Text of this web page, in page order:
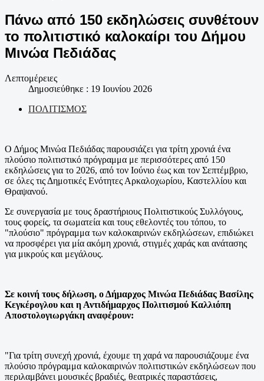
Πάνω από 150 εκδηλώσεις συνθέτουν
το πολιτιστικό καλοκαίρι του Δήμου
Μινώα Πεδιάδας
Λεπτομέρειες
Δημοσιεύθηκε : 19 Ιουνίου 2026
ΠΟΛΙΤΙΣΜΟΣ
Ο Δήμος Μινώα Πεδιάδας παρουσιάζει για τρίτη χρονιά ένα
πλούσιο πολιτιστικό πρόγραμμα με περισσότερες από 150
εκδηλώσεις για το 2026, από τον Ιούνιο έως και τον Σεπτέμβριο,
σε όλες τις Δημοτικές Ενότητες Αρκαλοχωρίου, Καστελλίου και
Θραψανού.
Σε συνεργασία με τους δραστήριους Πολιτιστικούς Συλλόγους,
τους φορείς, τα σωματεία και τους εθελοντές του τόπου, το
"πλούσιο" πρόγραμμα των καλοκαιρινών εκδηλώσεων, επιδιώκει
να προσφέρει για μία ακόμη χρονιά, στιγμές χαράς και ανάτασης
για μικρούς και μεγάλους.
Σε κοινή τους δήλωση, ο Δήμαρχος Μινώα Πεδιάδας Βασίλης
Κεγκέρογλου και η Αντιδήμαρχος Πολιτισμού Καλλιόπη
Αποστολογιωργάκη αναφέρουν:
"Για τρίτη συνεχή χρονιά, έχουμε τη χαρά να παρουσιάζουμε ένα
πλούσιο πρόγραμμα καλοκαιρινών πολιτιστικών εκδηλώσεων που
περιλαμβάνει μουσικές βραδιές, θεατρικές παραστάσεις,